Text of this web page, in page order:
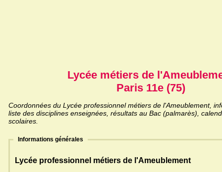
Lycée métiers de
Paris 11e (75)
Coordonnées du Lycée professionnel métiers de l'Ameublement,
liste des disciplines enseignées, résultats au Bac (palmarès),
scolaires.
Informations générales
Lycée professionnel métiers de l'Ameublement